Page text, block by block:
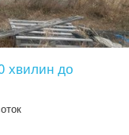
хвилин до